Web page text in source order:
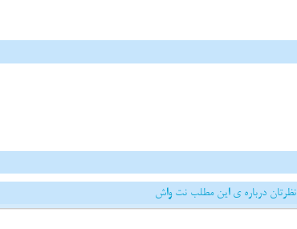
نظرتان درباره ی این مطلب نت واش